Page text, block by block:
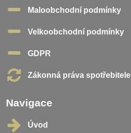
Maloobchodní podmínky
Velkoobchodní podmínky
GDPR
Zákonná práva spotřebitele
Navigace
Úvod